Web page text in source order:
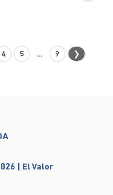
4 5 ... 9 ❯
| El Valor